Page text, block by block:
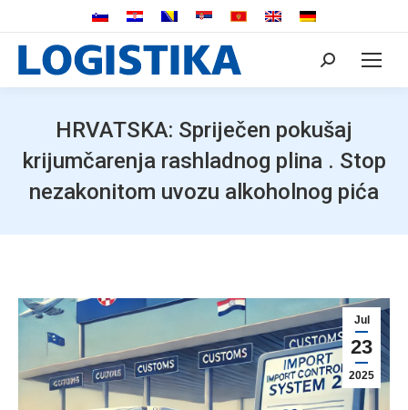
Search:
HRVATSKA: Spriječen pokušaj
krijumčarenja rashladnog plina . Stop
nezakonitom uvozu alkoholnog pića
Jul
23
2025